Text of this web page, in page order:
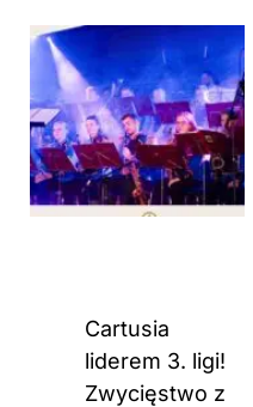
Nawigacja
wpisu
Cartusia
liderem 3. ligi!
Zwycięstwo z